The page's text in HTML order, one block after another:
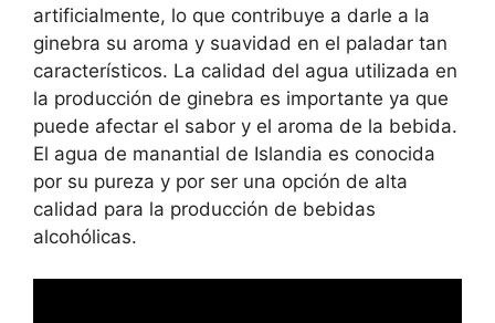
artificialmente, lo que contribuye a darle a la
ginebra su aroma y suavidad en el paladar tan
característicos. La calidad del agua utilizada en
la producción de ginebra es importante ya que
puede afectar el sabor y el aroma de la bebida.
El agua de manantial de Islandia es conocida
por su pureza y por ser una opción de alta
calidad para la producción de bebidas
alcohólicas.